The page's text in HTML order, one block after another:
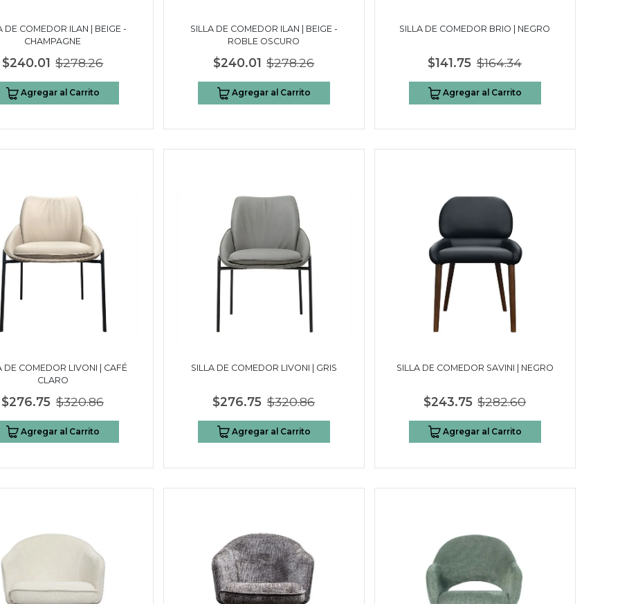
DE COMEDOR ILAN | BEIGE -
CHAMPAGNE
$240.01 $278.26
Agregar al Carrito
SILLA DE COMEDOR ILAN | BEIGE -
ROBLE OSCURO
$240.01 $278.26
Agregar al Carrito
SILLA DE COMEDOR BRIO | NEGRO
$141.75 $164.34
Agregar al Carrito
DE COMEDOR LIVONI | CAFÉ
CLARO
$276.75 $320.86
Agregar al Carrito
SILLA DE COMEDOR LIVONI | GRIS
$276.75 $320.86
Agregar al Carrito
SILLA DE COMEDOR SAVINI | NEGRO
$243.75 $282.60
Agregar al Carrito